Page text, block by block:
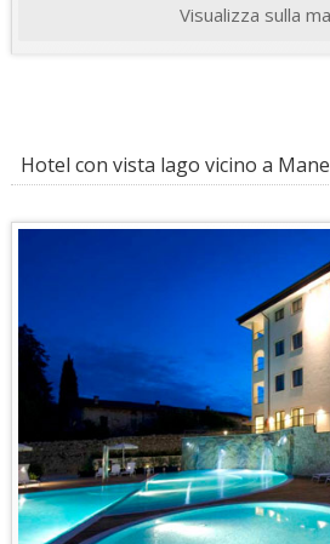
Visualizza sulla
Hotel con vista lago vicino a